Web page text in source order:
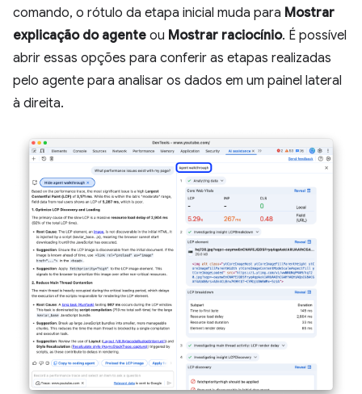
comando, o rótulo da etapa inicial muda para Mostrar
explicação do agente ou Mostrar raciocínio. É possível
abrir essas opções para conferir as etapas realizadas
pelo agente para analisar os dados em um painel lateral
à direita.